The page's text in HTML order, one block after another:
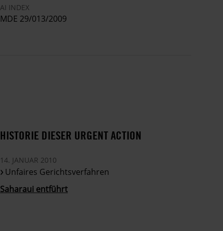
AI INDEX
MDE 29/013/2009
HISTORIE DIESER URGENT ACTION
14. JANUAR 2010
Unfaires Gerichtsverfahren
Saharaui entführt